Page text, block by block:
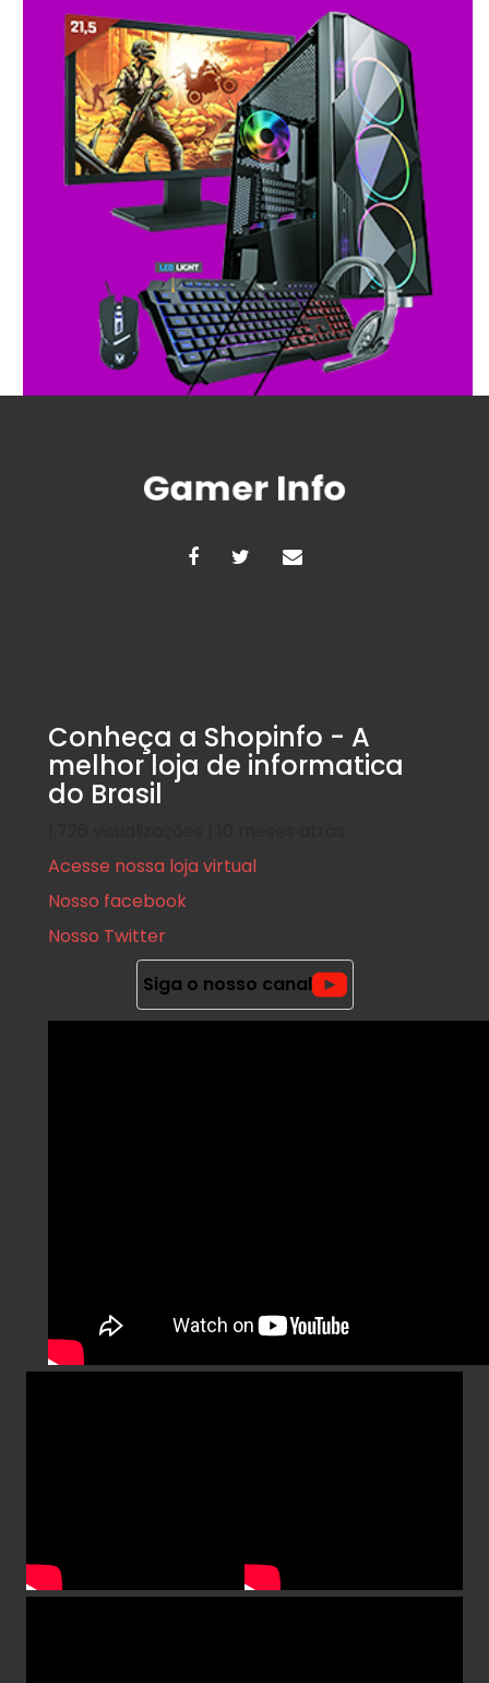
Conheça a Shopinfo - A
melhor loja de informatica
do Brasil
Acesse nossa loja virtual
Nosso facebook
Nosso Twitter
Siga o nosso canal